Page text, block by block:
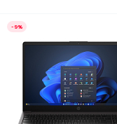
-9%